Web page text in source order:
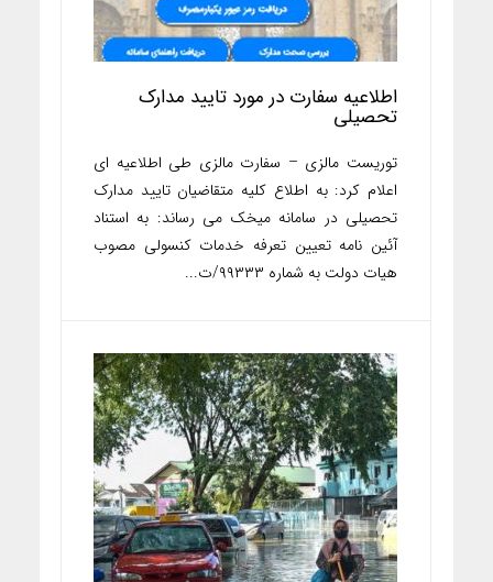
اطلاعیه سفارت در مورد تایید مدارک
تحصیلی
توریست مالزی – سفارت مالزی طی اطلاعیه ای
اعلام کرد: به اطلاع کلیه متقاضیان تایید مدارک
تحصیلی در سامانه میخک می رساند: به استناد
آئین نامه تعیین تعرفه خدمات کنسولی مصوب
هیات دولت به شماره ۹۹۳۳۳/ت...